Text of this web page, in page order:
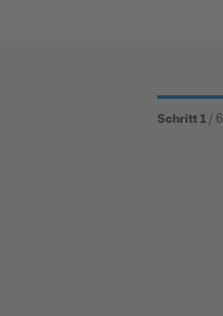
Schritt 1 / 6